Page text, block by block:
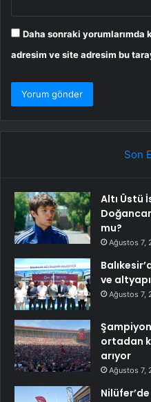
Daha sonraki yorumlarımda
adresim ve site adresim bu
Son
Altı Üstü
mu?
Ağustos 7,
ve
Ağustos 7,
ortadan
arıyor
Ağustos 7,